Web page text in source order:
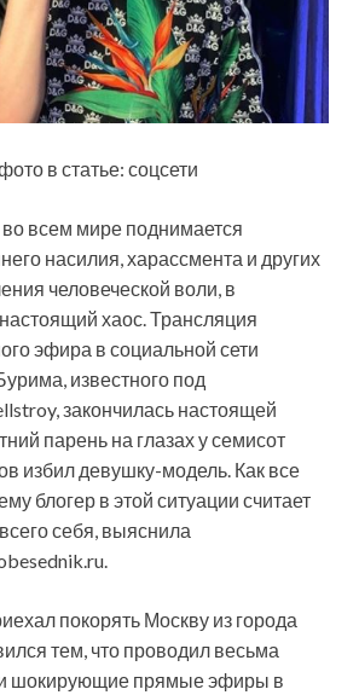
в статье: соцсети
во всем мире поднимается
насилия, харассмента и других
человеческой воли, в
хаос. Трансляция
эфира в социальной сети
известного под
закончилась настоящей
парень на глазах у семисот
избил девушку-модель. Как все
блогер в этой ситуации считает
себя, выяснила
покорять Москву из города
тем, что проводил весьма
шокирующие прямые эфиры в